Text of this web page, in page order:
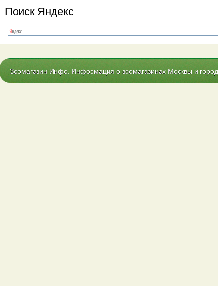
Поиск Яндекс
Зоомагазин Инфо. Информация о зоомагазинах Москвы и